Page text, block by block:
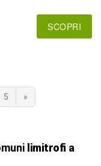
SCOPRI
5 »
limitrofi a